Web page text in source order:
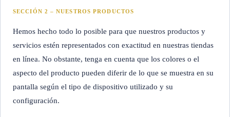
SECCIÓN 2 – NUESTROS PRODUCTOS
Hemos hecho todo lo posible para que nuestros productos y
servicios estén representados con exactitud en nuestras tiendas
en línea. No obstante, tenga en cuenta que los colores o el
aspecto del producto pueden diferir de lo que se muestra en su
pantalla según el tipo de dispositivo utilizado y su
configuración.